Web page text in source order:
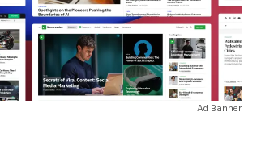
Ad Banner